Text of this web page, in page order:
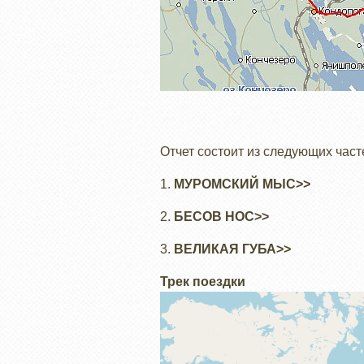
Отчет состоит из следующих
1. МУРОМСКИЙ МЫС>>
2. БЕСОВ НОС>>
3. ВЕЛИКАЯ ГУБА>>
Трек поездки